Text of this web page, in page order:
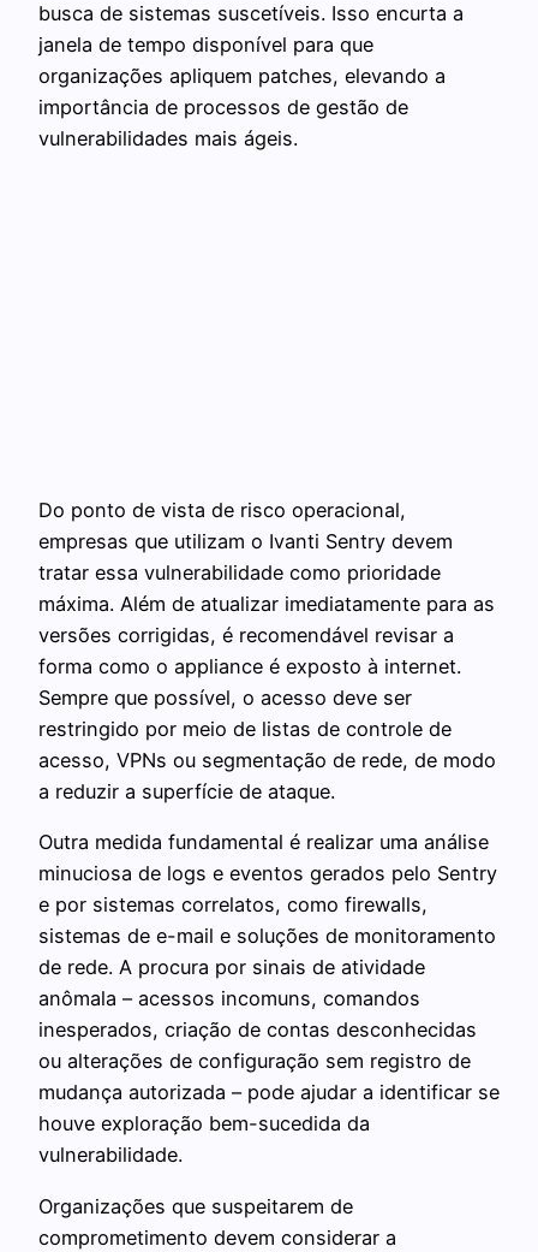
busca de sistemas suscetíveis. Isso encurta a
janela de tempo disponível para que
organizações apliquem patches, elevando a
importância de processos de gestão de
vulnerabilidades mais ágeis.
Do ponto de vista de risco operacional,
empresas que utilizam o Ivanti Sentry devem
tratar essa vulnerabilidade como prioridade
máxima. Além de atualizar imediatamente para as
versões corrigidas, é recomendável revisar a
forma como o appliance é exposto à internet.
Sempre que possível, o acesso deve ser
restringido por meio de listas de controle de
acesso, VPNs ou segmentação de rede, de modo
a reduzir a superfície de ataque.
Outra medida fundamental é realizar uma análise
minuciosa de logs e eventos gerados pelo Sentry
e por sistemas correlatos, como firewalls,
sistemas de e-mail e soluções de monitoramento
de rede. A procura por sinais de atividade
anômala – acessos incomuns, comandos
inesperados, criação de contas desconhecidas
ou alterações de configuração sem registro de
mudança autorizada – pode ajudar a identificar se
houve exploração bem-sucedida da
vulnerabilidade.
Organizações que suspeitarem de
comprometimento devem considerar a